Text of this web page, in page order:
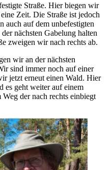
Straße. Hier biegen wir
Zeit. Die Straße ist jedoch
auch auf dem unbefestigten
nächsten Gabelung halten
zweigen wir nach rechts ab.
wir an der nächsten
sind immer noch auf einer
jetzt erneut einen Wald. Hier
es geht weiter auf einem
der nach rechts einbiegt